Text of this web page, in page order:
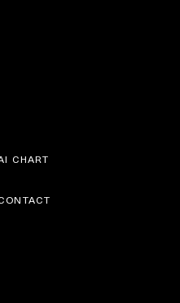
CHART